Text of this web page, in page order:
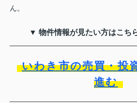
ん。
▼ 物件情報が見たい方はこち
いわき市の売買・投
進む